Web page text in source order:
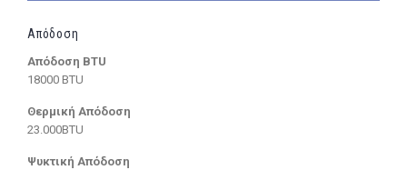
Απόδοση
Απόδοση BTU
18000 BTU
Θερμική Απόδοση
23.000BTU
Ψυκτική Απόδοση